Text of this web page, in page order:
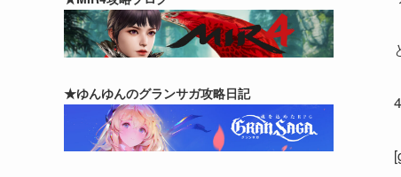
★ゆんゆんのグランサガ攻略日記